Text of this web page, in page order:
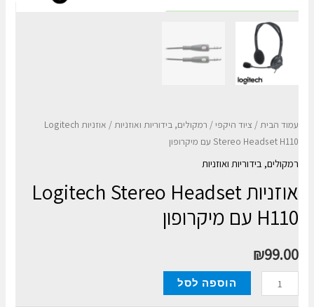
עמוד הבית/ ציוד היקפי/ רמקולים, בידוריות ואוזניות
/ אוזניות Logitech
Stereo Headset H110 עם מיקרופון
רמקולים, בידוריות ואוזניות
אוזניות Logitech Stereo Headset
H110 עם מיקרופון
₪99.00
כמות
של
הוספה לסל